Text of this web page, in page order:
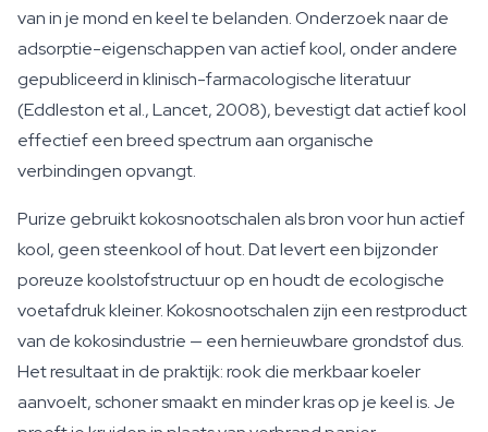
van in je mond en keel te belanden. Onderzoek naar de
adsorptie-eigenschappen van actief kool, onder andere
gepubliceerd in klinisch-farmacologische literatuur
(Eddleston et al., Lancet, 2008), bevestigt dat actief kool
effectief een breed spectrum aan organische
verbindingen opvangt.
Purize gebruikt kokosnootschalen als bron voor hun actief
kool, geen steenkool of hout. Dat levert een bijzonder
poreuze koolstofstructuur op en houdt de ecologische
voetafdruk kleiner. Kokosnootschalen zijn een restproduct
van de kokosindustrie — een hernieuwbare grondstof dus.
Het resultaat in de praktijk: rook die merkbaar koeler
aanvoelt, schoner smaakt en minder kras op je keel is. Je